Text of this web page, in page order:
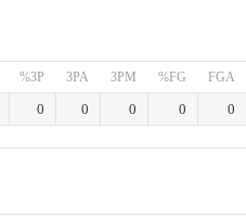
FGA
FG%
3PM
3PA
3P%
0
0
0
0
0